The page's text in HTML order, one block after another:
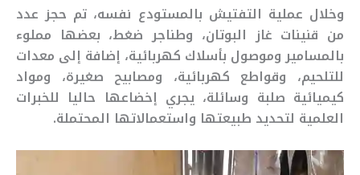
وخلال عملية التفتيش بالمستودع نفسه، تم حجز عدد
من قنينات غاز البوتان، وطناجر ضغط، بعضها مملوء
بالمسامير وموصول بأسلاك كهربائية، إضافة إلى معدات
للتلحيم، وقواطع كهربائية، ومصابيح صغيرة، ومواد
كيميائية صلبة وسائلة، يجري إخضاعها حاليا للخبرات
العلمية لتحديد طبيعتها واستعمالاتها المحتملة.